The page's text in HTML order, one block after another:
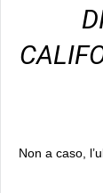
Non a caso,